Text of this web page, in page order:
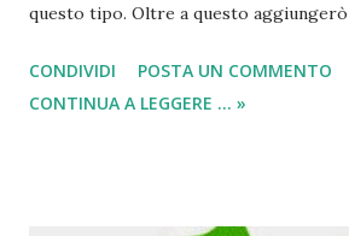
questo tipo. Oltre a questo aggiungerò
per chi ne è già in possesso e per chi
richiederlo nel 2017. Tra le prime cose
CONDIVIDI
POSTA UN COMMENTO
CONTINUA A LEGGERE ... »